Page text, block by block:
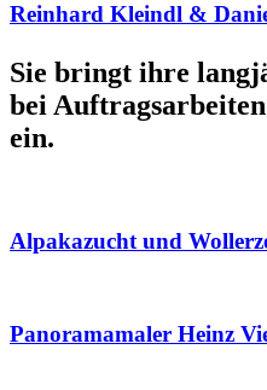
Reinhard Kleindl &
Sie bringt ihre
bei
ein.
Alpakazucht und
Panoramamaler Heinz